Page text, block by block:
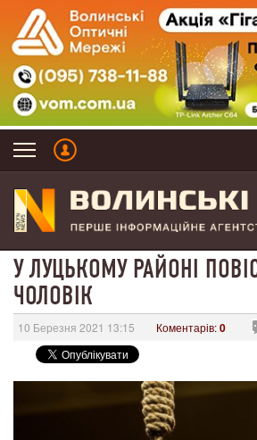
У ЛУЦЬКОМУ РАЙОНІ
ЧОЛОВІК
10 Березня 2021 13:15 Коментарів:0